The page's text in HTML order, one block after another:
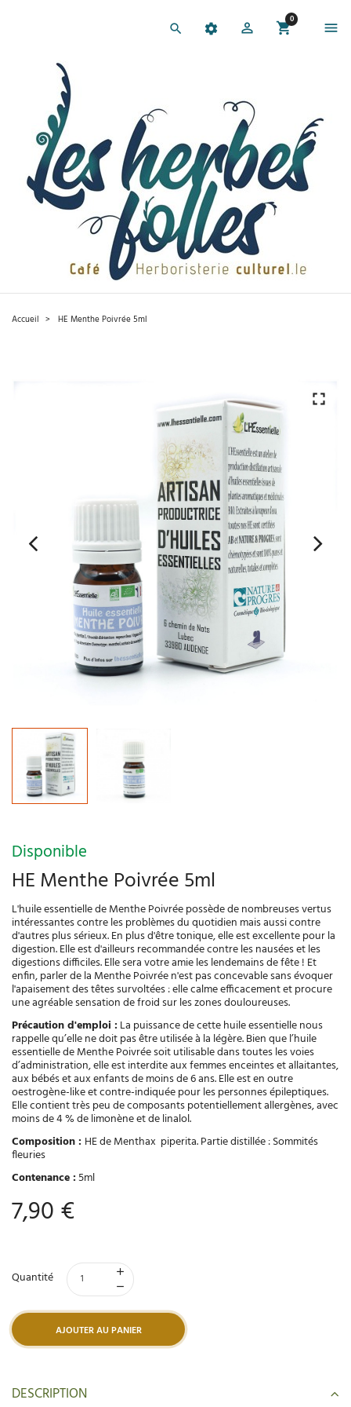
0
Accueil HE Menthe Poivrée 5ml
Disponible
HE Menthe Poivrée 5ml
L'huile essentielle de Menthe Poivrée possède de nombreuses vertus
intéressantes contre les problèmes du quotidien mais aussi contre
d'autres plus sérieux. En plus d'être tonique, elle est excellente pour la
digestion. Elle est d'ailleurs recommandée contre les nausées et les
digestions difficiles. Elle sera votre amie les lendemains de fête ! Et
enfin, parler de la Menthe Poivrée n'est pas concevable sans évoquer
l'apaisement des têtes survoltées : elle calme efficacement et procure
une agréable sensation de froid sur les zones douloureuses.
Précaution d'emploi :La puissance de cette huile essentielle nous
rappelle qu’elle ne doit pas être utilisée à la légère. Bien que l’huile
essentielle de Menthe Poivrée soit utilisable dans toutes les voies
d’administration, elle est interdite aux femmes enceintes et allaitantes,
aux bébés et aux enfants de moins de 6 ans. Elle est en outre
oestrogène-like et contre-indiquée pour les personnes épileptiques.
Elle contient très peu de composants potentiellement allergènes, avec
moins de 4 % de limonène et de linalol.
Composition : HE de Menthax piperita. Partie distillée : Sommités
fleuries
Contenance :5ml
7,90 €
Quantité
AJOUTER AU PANIER
DESCRIPTION